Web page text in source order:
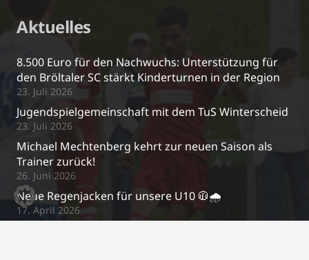
Aktuelles
8.500 Euro für den Nachwuchs: Unterstützung für
den Bröltaler SC stärkt Kinderturnen in der Region
23. Juli 2026
Jugendspielgemeinschaft mit dem TuS Winterscheid
23. Juli 2026
Michael Mechtenberg kehrt zur neuen Saison als
Trainer zurück!
26. Juni 2026
Neue Regenjacken für unsere U10 🧥🌧️
17. April 2026